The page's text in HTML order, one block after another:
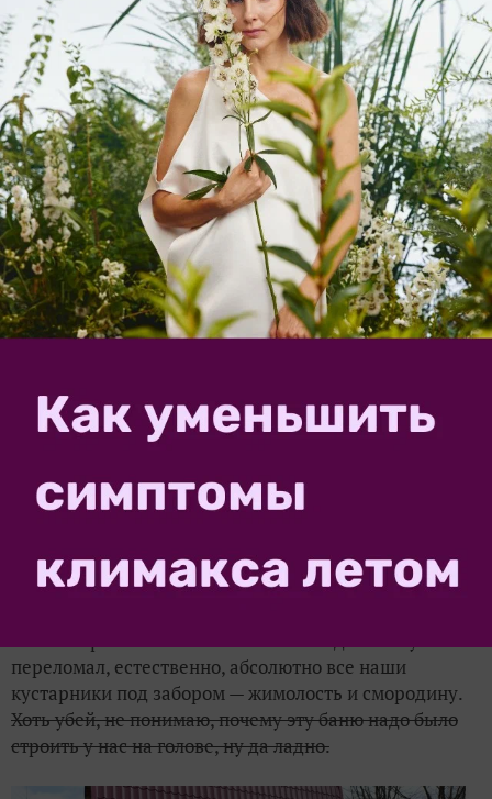
Бедный наш забор…
переломал, естественно, абсолютно все наши
кустарники под забором — жимолость и смородину.
Хоть убей, не понимаю, почему эту баню надо было
строить у нас на голове, ну да ладно.